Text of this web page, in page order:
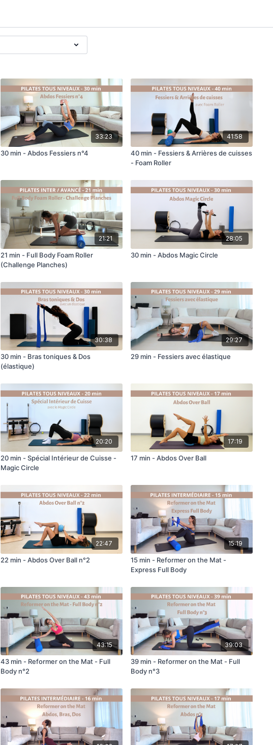
33:23
30 min - Abdos Fessiers n°4
41:58
40 min - Fessiers & Arrières de cuisses
- Foam Roller
21:21
21 min - Full Body Foam Roller
(Challenge Planches)
28:05
30 min - Abdos Magic Circle
30:38
30 min - Bras toniques & Dos
(élastique)
29:27
29 min - Fessiers avec élastique
20:20
20 min - Spécial Intérieur de Cuisse -
Magic Circle
17:19
17 min - Abdos Over Ball
22:47
22 min - Abdos Over Ball n°2
15:19
15 min - Reformer on the Mat -
Express Full Body
43:15
43 min - Reformer on the Mat - Full
Body n°2
39:03
39 min - Reformer on the Mat - Full
Body n°3